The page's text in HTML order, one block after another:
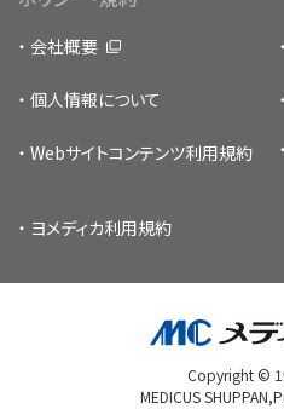
会社概要
個人情報について
Webサイトコンテンツ利用規約
ヨメディカ利用規約
Copyright ©
MEDICUS